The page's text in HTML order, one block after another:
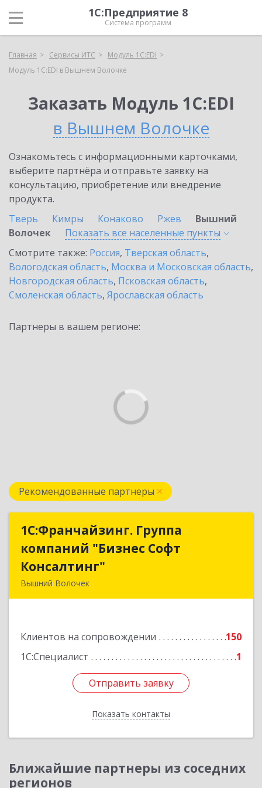
1С:Предприятие 8
Система программ
Главная Сервисы ИТС
Модуль 1C:EDI
Модуль 1C:EDI в Вышнем Волочке
Заказать Модуль 1C:EDI
в Вышнем Волочке
Ознакомьтесь с информационными карточками,
выберите партнёра и отправьте заявку на
консультацию, приобретение или внедрение
продукта.
Тверь
Кимры Конаково Ржев
Вышний
Волочек
Показать все населенные пункты
Смотрите также: Россия, Тверская область,
Вологодская область, Москва и Московская область,
Новгородская область, Псковская область,
Смоленская область, Ярославская область
Партнеры в вашем регионе:
Рекомендованные партнеры
1С:Франчайзинг. Группа
компаний "Бизнес Софт
Консалтинг"
Вышний Волочек
Клиентов на сопровождении
150
1С:Специалист
1
Отправить заявку
Показать контакты
1С:Франчайзинг. Группа
компаний "Бизнес Софт
Подробнее
Отправить заявку
Назад
Ближайшие партнеры из соседних
регионов